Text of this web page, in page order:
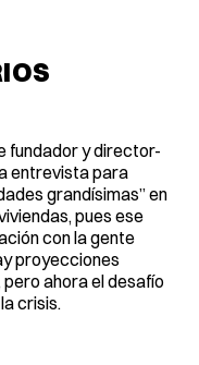
fundador y director-
entrevista para
grandísimas” en
pues ese
con la gente
proyecciones
ahora el desafío
crisis.